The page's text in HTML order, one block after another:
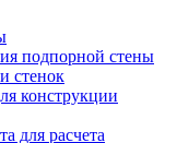
подпорной стены
стенок
конструкции
для расчета